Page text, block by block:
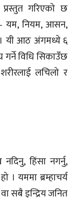
गरिएको छ
यम, नियम, आसन,
यी आठ अंगमध्ये ६
विधि सिकाउँछ
लचिलो र
हिंसा नगर्नु,
यममा ब्रम्हाचर्य
सबै इन्द्रिय जनित